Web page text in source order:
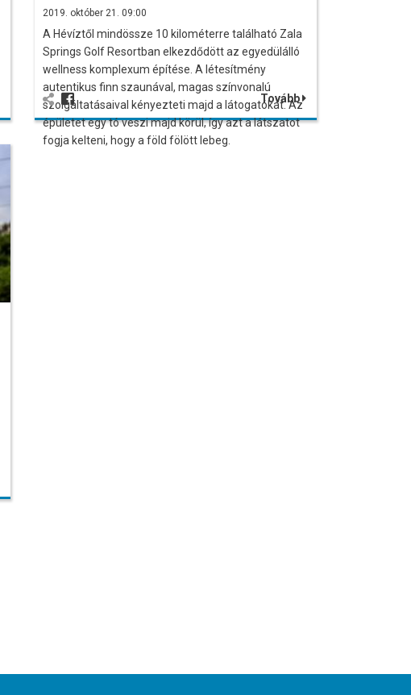
2019. október 21. 09:00
A Hévíztől mindössze 10 kilométerre található Zala
Springs Golf Resortban elkezdődött az egyedülálló
wellness komplexum építése. A létesítmény
autentikus finn szaunával, magas színvonalú
szolgáltatásaival kényezteti majd a látogatókat. Az
épületet egy tó veszi majd körül, így azt a látszatot
fogja kelteni, hogy a föld fölött lebeg.
Tovább